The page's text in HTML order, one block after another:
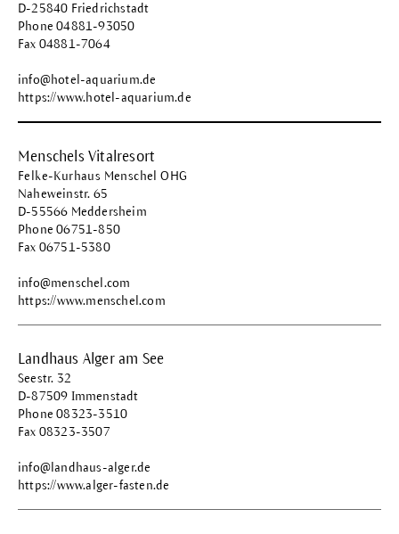
D-25840 Friedrichstadt
Phone 04881-93050
Fax 04881-7064
info@hotel-aquarium.de
https://www.hotel-aquarium.de
Menschels Vitalresort
Felke-Kurhaus Menschel OHG
Naheweinstr. 65
D-55566 Meddersheim
Phone 06751-850
Fax 06751-5380
info@menschel.com
https://www.menschel.com
Landhaus Alger am See
Seestr. 32
D-87509 Immenstadt
Phone 08323-3510
Fax 08323-3507
info@landhaus-alger.de
https://www.alger-fasten.de